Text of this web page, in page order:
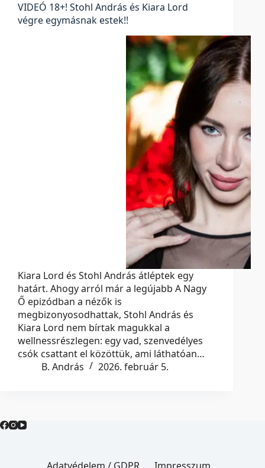
VIDEÓ 18+! Stohl András és Kiara Lord
végre egymásnak estek!!
Kiara Lord és Stohl András átléptek egy
határt. Ahogy arról már a legújabb A Nagy
Ő epizódban a nézők is
megbizonyosodhattak, Stohl András és
Kiara Lord nem bírtak magukkal a
wellnessrészlegen: egy vad, szenvedélyes
csók csattant el közöttük, ami láthatóan…
B. András
2026. február 5.